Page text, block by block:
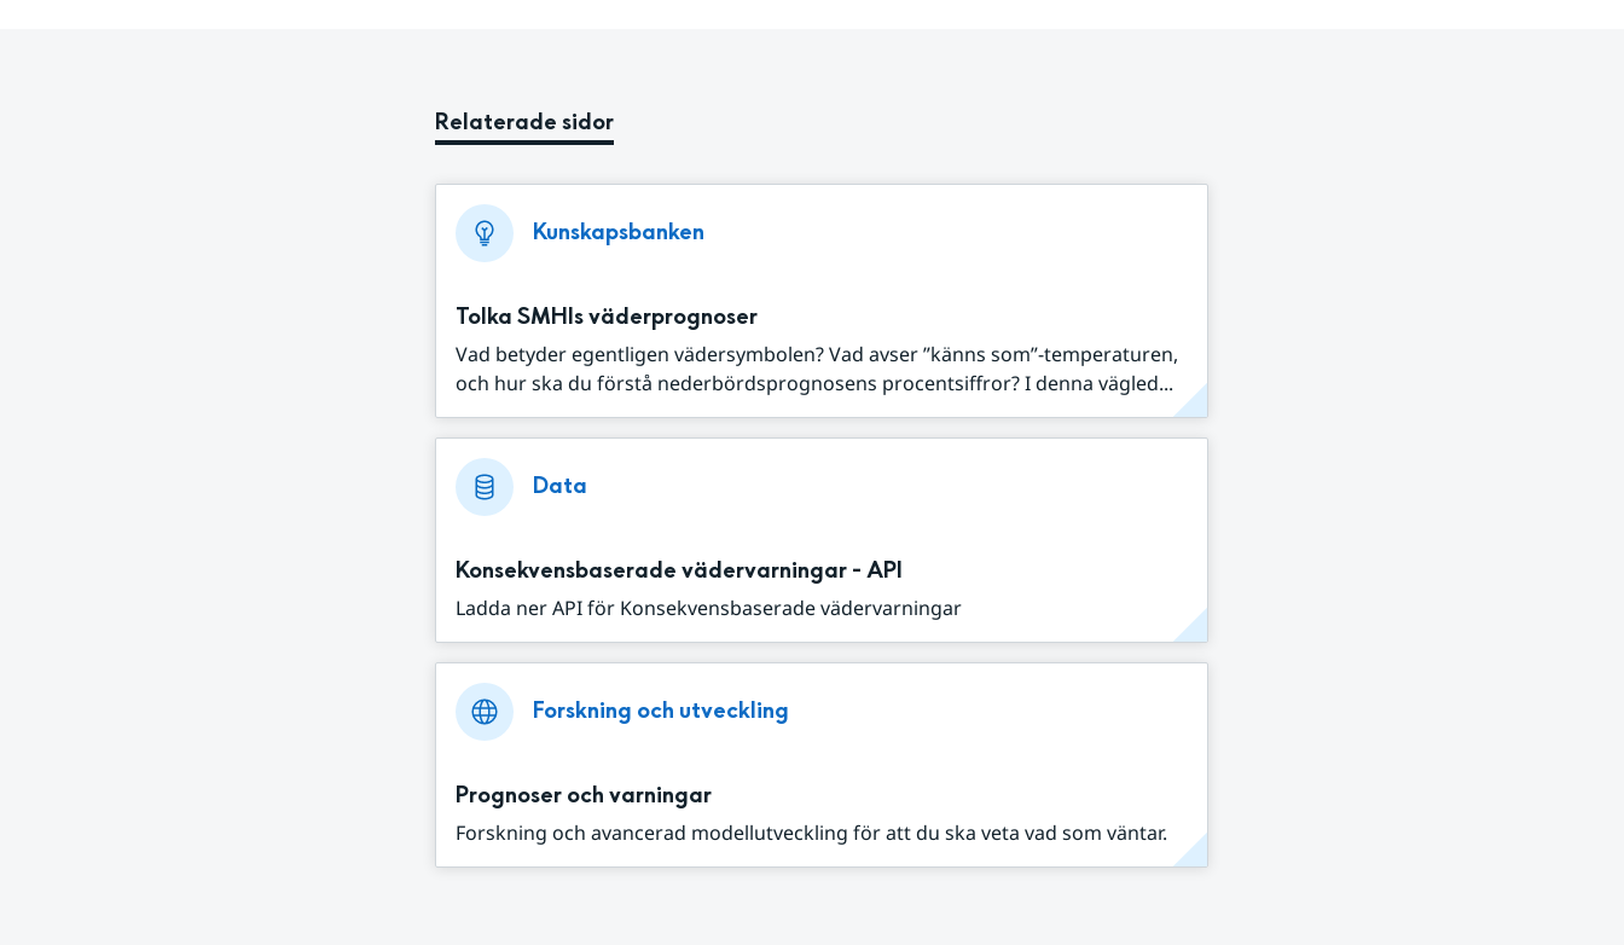
Relaterade sidor
Kunskapsbanken
Tolka SMHIs väderprognoser
Vad betyder egentligen vädersymbolen? Vad avser ”känns som”-temperaturen,
och hur ska du förstå nederbördsprognosens procentsiffror? I denna vägled...
Data
Konsekvensbaserade vädervarningar - API
Ladda ner API för Konsekvensbaserade vädervarningar
Forskning och utveckling
Prognoser och varningar
Forskning och avancerad modellutveckling för att du ska veta vad som väntar.